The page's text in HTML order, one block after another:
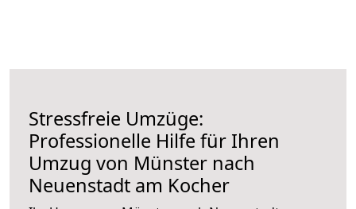
Stressfreie Umzüge:
Professionelle Hilfe für Ihren
Umzug von Münster nach
Neuenstadt am Kocher